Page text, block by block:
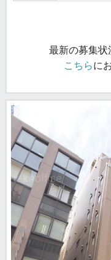
最新の募集状
こちらに